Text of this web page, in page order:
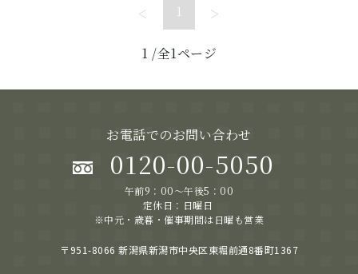
< 1 >
1 /全1ページ
お電話でのお問い合わせ
0120-00-5050
午前9：00～午後5：00
定休日：日曜日
※中元・歳暮・催事期間は日曜も営業
〒951-8066 新潟県新潟市中央区東堀前通8番町1367